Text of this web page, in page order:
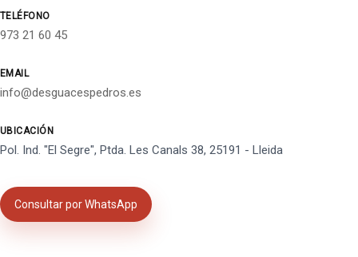
TELÉFONO
973 21 60 45
EMAIL
info@desguacespedros.es
UBICACIÓN
Pol. Ind. "El Segre", Ptda. Les Canals 38, 25191 - Lleida
Consultar por WhatsApp